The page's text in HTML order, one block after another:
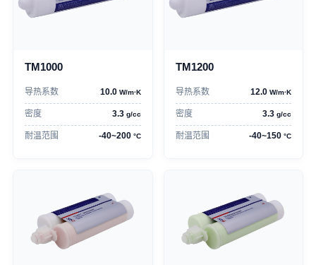
TM1000
导热系数 10.0 W/m·K
密度 3.3 g/cc
耐温范围 -40~200 °C
TM1200
导热系数 12.0W/m·K
密度 3.3g/cc
耐温范围 -40~150°C